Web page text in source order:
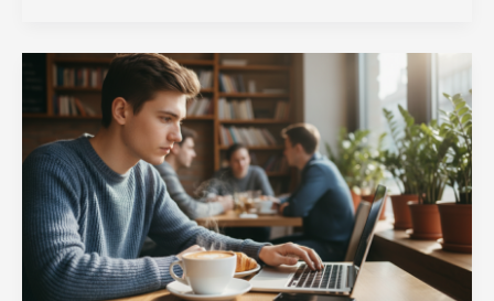
40
Go
d’internet
:
combien
de
temps
cela
représente